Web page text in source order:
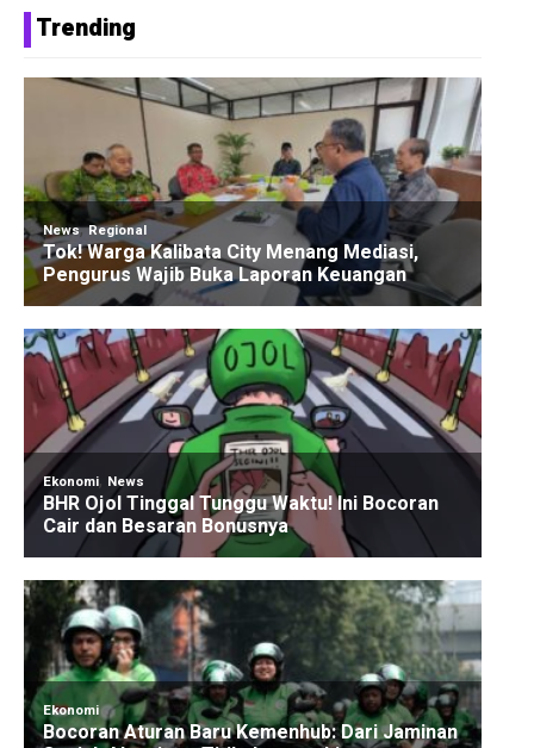
Trending